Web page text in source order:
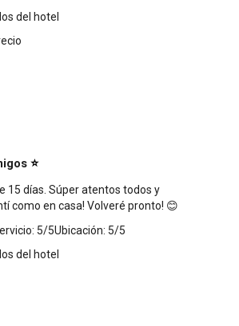
del hotel
⭐
15 días. Súper atentos todos y
como en casa! Volveré pronto! 😊
5/5Ubicación: 5/5
del hotel